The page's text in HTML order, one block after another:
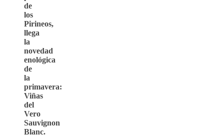
de
los
Pirineos,
llega
la
novedad
enológica
de
la
primavera:
Viñas
del
Vero
Sauvignon
Blanc.